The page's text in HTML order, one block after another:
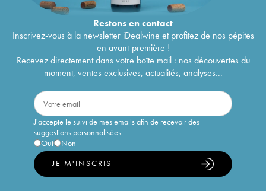
Restons encontact
Inscrivez-vous à la newsletter iDealwine et profitez de nos pépites
en avant-première !
Recevez directement dans votre boîte mail : nos découvertes du
moment, ventes exclusives, actualités, analyses...
J'accepte le suivi de mes emails afin de recevoir des
suggestions personnalisées
Oui
Non
JE M'INSCRIS